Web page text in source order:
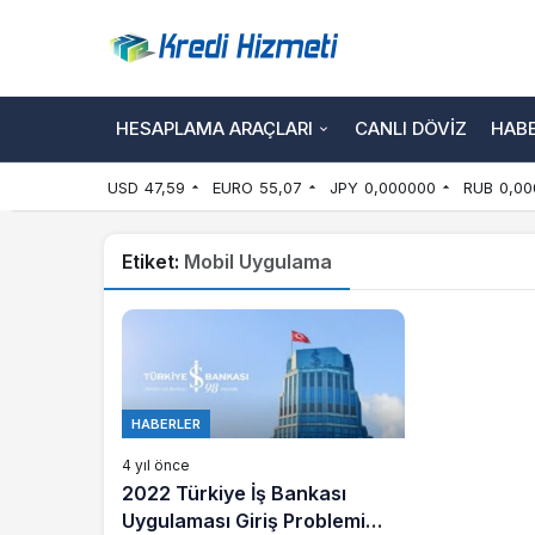
HESAPLAMA ARAÇLARI CANLI DÖVIZ
USD 47,59 EURO 55,07 JPY 0,000000 RUB
Etiket: Mobil Uygulama
HABERLER
4 yıl önce
2022 Türkiye İş Bankası
Uygulaması Giriş Problemi